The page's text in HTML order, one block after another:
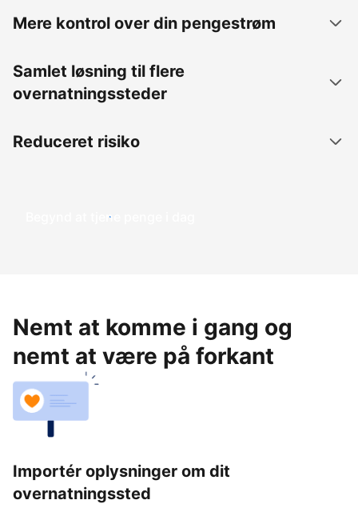
Mere kontrol over din pengestrøm
Samlet løsning til flere
overnatningssteder
Reduceret risiko
Begynd at tjene penge i dag
Nemt at komme i gang og
nemt at være på forkant
Importér oplysninger om dit
overnatningssted